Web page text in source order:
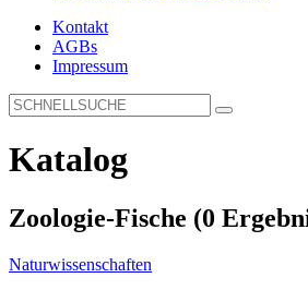
Kontakt
AGBs
Impressum
Katalog
Zoologie-Fische (0
Naturwissenschaften